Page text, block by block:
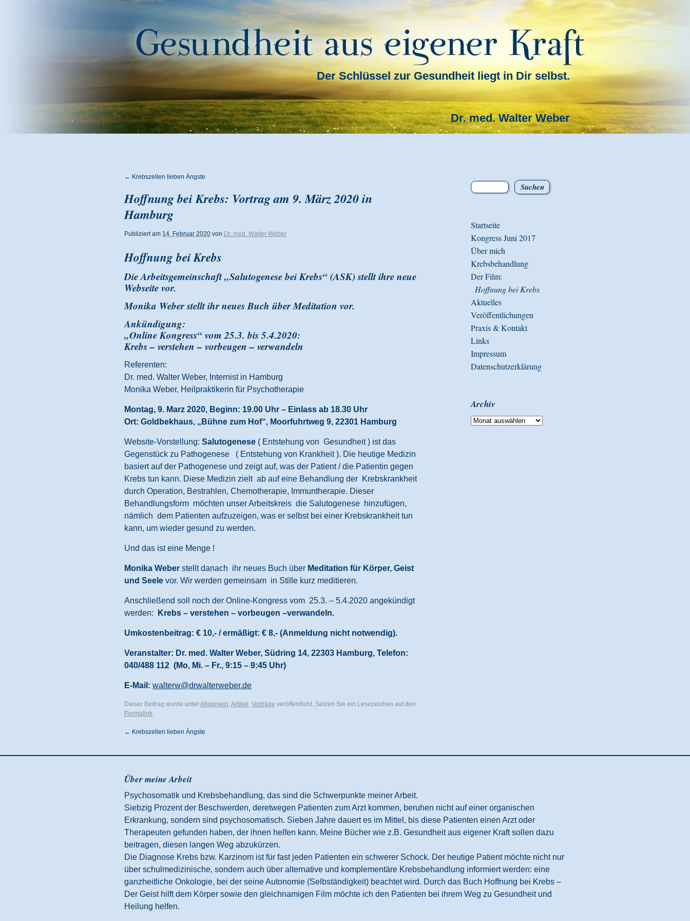
Der Schlüssel zur Gesundheit liegt in Dir selbst.
Dr. med. Walter Weber
← Krebszellen lieben Ängste
Hoffnung bei Krebs: Vortrag am 9. März 2020 in
Hamburg
Publiziert am 14. Februar 2020 von Dr. med. Walter Weber
Hoffnung bei Krebs
Die Arbeitsgemeinschaft „Salutogenese bei Krebs“ (ASK) stellt ihre neue
Webseite vor.
Monika Weber stellt ihr neues Buch über Meditation vor.
Ankündigung:
„Online Kongress“ vom 25.3. bis 5.4.2020:
Krebs – verstehen – vorbeugen – verwandeln
Referenten:
Dr. med. Walter Weber, Internist in Hamburg
Monika Weber, Heilpraktikerin für Psychotherapie
Montag, 9. Marz 2020, Beginn: 19.00 Uhr – Einlass ab 18.30 Uhr
Ort: Goldbekhaus, „Bühne zum Hof“, Moorfuhrtweg 9, 22301 Hamburg
Website-Vorstellung: Salutogenese ( Entstehung von Gesundheit ) ist das
Gegenstück zu Pathogenese ( Entstehung von Krankheit ). Die heutige Medizin
basiert auf der Pathogenese und zeigt auf, was der Patient / die Patientin gegen
Krebs tun kann. Diese Medizin zielt ab auf eine Behandlung der Krebskrankheit
durch Operation, Bestrahlen, Chemotherapie, Immuntherapie. Dieser
Behandlungsform möchten unser Arbeitskreis die Salutogenese hinzufügen,
nämlich dem Patienten aufzuzeigen, was er selbst bei einer Krebskrankheit tun
kann, um wieder gesund zu werden.
Und das ist eine Menge !
Monika Weber stellt danach ihr neues Buch über Meditation für Körper, Geist
und Seele vor. Wir werden gemeinsam in Stille kurz meditieren.
Anschließend soll noch der Online-Kongress vom 25.3. – 5.4.2020 angekündigt
werden:
Krebs – verstehen – vorbeugen –verwandeln.
Umkostenbeitrag: € 10,- / ermäßigt: € 8,- (Anmeldung nicht notwendig).
Veranstalter: Dr. med. Walter Weber, Südring 14, 22303 Hamburg, Telefon:
040/488 112 (Mo, Mi. – Fr., 9:15 – 9:45 Uhr)
E-Mail: walterw@drwalterweber.de
Dieser Beitrag wurde unterAllgemein,Artikel , Vorträge veröffentlicht. Setzen Sie ein Lesezeichen auf den
Permalink.
← Krebszellen lieben Ängste
Startseite
Kongress Juni 2017
Über mich
Krebsbehandlung
Der Film:
Hoffnung bei Krebs
Aktuelles
Veröffentlichungen
Praxis & Kontakt
Links
Impressum
Datenschutzerklärung
Archiv
Über meine Arbeit
Psychosomatik und Krebsbehandlung, das sind die Schwerpunkte meiner Arbeit.
Siebzig Prozent der Beschwerden, deretwegen Patienten zum Arzt kommen, beruhen nicht auf einer organischen
Erkrankung, sondern sind psychosomatisch. Sieben Jahre dauert es im Mittel, bis diese Patienten einen Arzt oder
Therapeuten gefunden haben, der ihnen helfen kann. Meine Bücher wie z.B. Gesundheit aus eigener Kraftsollen dazu
beitragen, diesen langen Weg abzukürzen.
Die Diagnose Krebs bzw. Karzinom ist für fast jeden Patienten ein schwerer Schock. Der heutige Patient möchte nicht nur
über schulmedizinische, sondern auch über alternative und komplementäre Krebsbehandlung informiert werden: eine
ganzheitliche Onkologie, bei der seine Autonomie (Selbständigkeit) beachtet wird. Durch das Buch Hoffnung bei Krebs –
Der Geist hilft dem Körper sowie den gleichnamigen Film möchte ich den Patienten bei ihrem Weg zu Gesundheit und
Heilung helfen.